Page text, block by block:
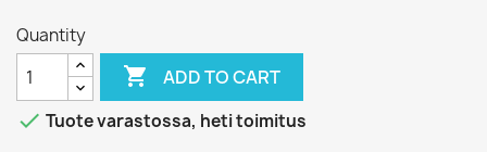
Quantity
 ADD TO CART
 Tuote varastossa, heti toimitus